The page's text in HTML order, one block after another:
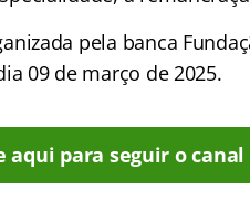
pela banca
09 de março de 2025.
aqui para seguir o